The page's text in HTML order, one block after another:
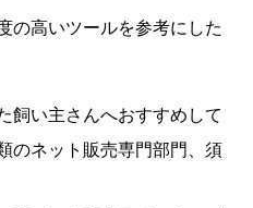
の高いツールを参考にした
飼い主さんへおすすめして
のネット販売専門部門、須